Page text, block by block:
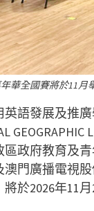
華全國賽將於11月
英語發展及推
區政府教育及
門廣播電視股
將於2026年11